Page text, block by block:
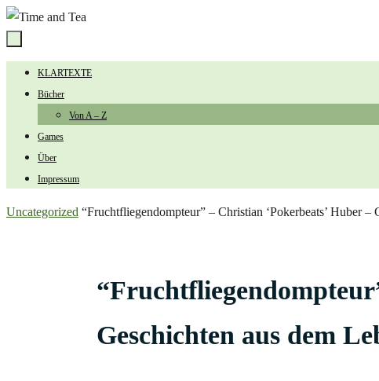
Zum
springen
Zum
Inhalt
KLARTEXTE
Bücher
Von A – Z
Games
Über
Impressum
Start
Uncategorized “Fruchtfliegendompteur” – Christian ‘Pokerbeats’ Huber
Geschichten aus dem